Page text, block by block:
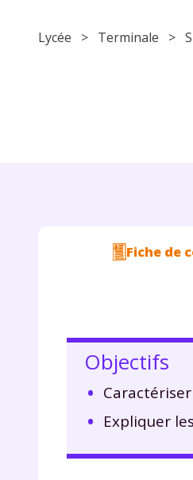
Lycée > Terminale >
Fiche de
Objectifs
Expliquer